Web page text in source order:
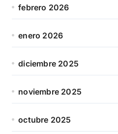
febrero 2026
enero 2026
diciembre 2025
noviembre 2025
octubre 2025